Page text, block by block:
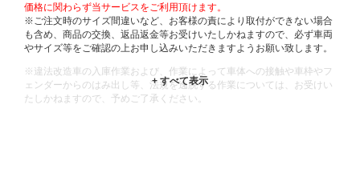
価格に関わらず当サービスをご利用頂けます。
※ご注文時のサイズ間違いなど、お客様の責により取付ができない場合
も含め、商品の交換、返品返金等お受けいたしかねますので、必ず車両
やサイズ等をご確認の上お申し込みいただきますようお願い致します。
※違法改造車の入庫作業および、作業によって車体への接触や車枠やフ
ェンダーからのはみ出し等、法規を逸脱する作業については、お受けい
たしかねますので、予めご了承ください。